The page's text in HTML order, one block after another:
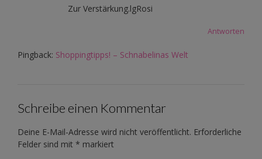
Zur Verstärkung.lgRosi
Antworten
Pingback: Shoppingtipps! – Schnabelinas Welt
Schreibe einen Kommentar
Deine E-Mail-Adresse wird nicht veröffentlicht. Erforderliche
Felder sind mit * markiert